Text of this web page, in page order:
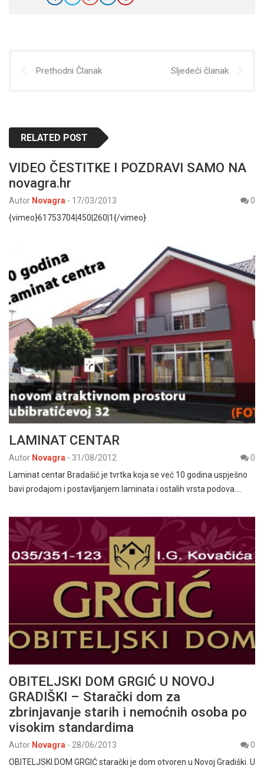
Prethodni Članak Sljedeći članak
RELATED POST
VIDEO ČESTITKE I POZDRAVI SAMO NA
novagra.hr
Autor Novagra - 17/03/2013
0
{vimeo}61753704|450|260|1{/vimeo}
LAMINAT CENTAR
Autor Novagra - 31/08/2012
0
Laminat centar Bradašić je tvrtka koja se već 10 godina uspješno
bavi prodajom i postavljanjem laminata i ostalih vrsta podova.…
OBITELJSKI DOM GRGIĆ U NOVOJ
GRADIŠKI – Starački dom za
zbrinjavanje starih i nemoćnih osoba po
visokim standardima
Autor Novagra - 28/06/2013
0
OBITELJSKI DOM GRGIĆ starački je dom otvoren u Novoj Gradiški. U